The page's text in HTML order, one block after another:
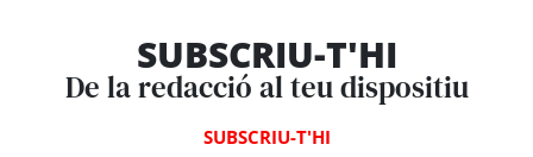
SUBSCRIU-T'HI
De la redacció al teu dispositiu
SUBSCRIU-T'HI